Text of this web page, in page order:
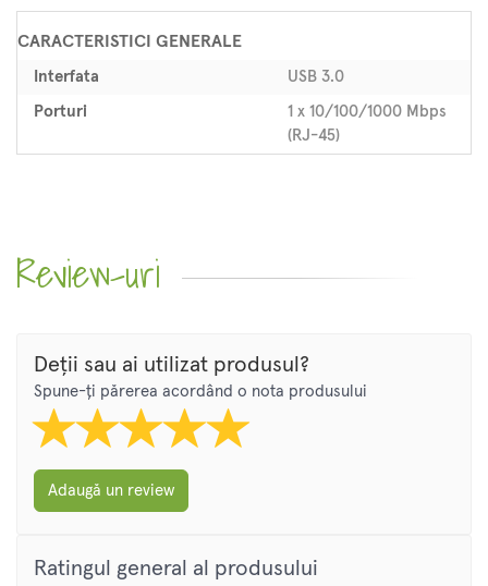
CARACTERISTICI GENERALE
Interfata USB 3.0
Porturi
1 x 10/100/1000 Mbps
(RJ-45)
Review-uri
Deții sau ai utilizat produsul?
Spune-ți părerea acordând o nota produsului
Adaugă un review
Ratingul general al produsului